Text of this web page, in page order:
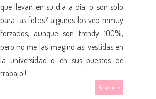
que llevan en su dia a dia, o son solo
para las fotos? algunos los veo mmuy
forzados, aunque son trendy 100%,
pero no me las imagino asi vestidas en
la universidad o en sus puestos de
trabajo!!
Responder